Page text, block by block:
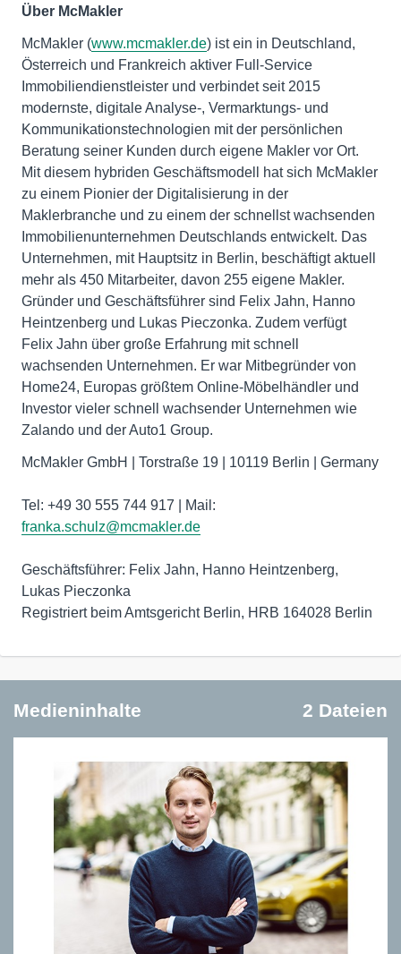
Über McMakler
McMakler (www.mcmakler.de) ist ein in Deutschland,
Österreich und Frankreich aktiver Full-Service
Immobiliendienstleister und verbindet seit 2015
modernste, digitale Analyse-, Vermarktungs- und
Kommunikationstechnologien mit der persönlichen
Beratung seiner Kunden durch eigene Makler vor Ort.
Mit diesem hybriden Geschäftsmodell hat sich McMakler
zu einem Pionier der Digitalisierung in der
Maklerbranche und zu einem der schnellst wachsenden
Immobilienunternehmen Deutschlands entwickelt. Das
Unternehmen, mit Hauptsitz in Berlin, beschäftigt aktuell
mehr als 450 Mitarbeiter, davon 255 eigene Makler.
Gründer und Geschäftsführer sind Felix Jahn, Hanno
Heintzenberg und Lukas Pieczonka. Zudem verfügt
Felix Jahn über große Erfahrung mit schnell
wachsenden Unternehmen. Er war Mitbegründer von
Home24, Europas größtem Online-Möbelhändler und
Investor vieler schnell wachsender Unternehmen wie
Zalando und der Auto1 Group.
McMakler GmbH | Torstraße 19 | 10119 Berlin | Germany
Tel: +49 30 555 744 917 | Mail:
franka.schulz@mcmakler.de
Geschäftsführer: Felix Jahn, Hanno Heintzenberg,
Lukas Pieczonka
Registriert beim Amtsgericht Berlin, HRB 164028 Berlin
Medieninhalte 2 Dateien